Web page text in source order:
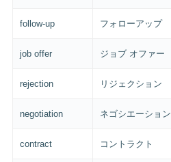
follow-up フォローアップ
job offer ジョブ オファー
rejection リジェクション
negotiation ネゴシエーション
contract コントラクト